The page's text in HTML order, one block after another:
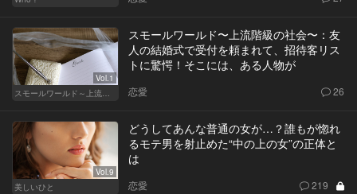
Vol.1
スモールワールド～上流階級の社会～
スモールワールド〜上流階級の社会〜：友
人の結婚式で受付を頼まれて、招待客リス
トに驚愕！そこには、ある人物が
恋愛 26
Vol.9
美しいひと
どうしてあんな普通の女が…？誰もが惚れ
るモテ男を射止めた“中の上の女”の正体と
は
恋愛 219